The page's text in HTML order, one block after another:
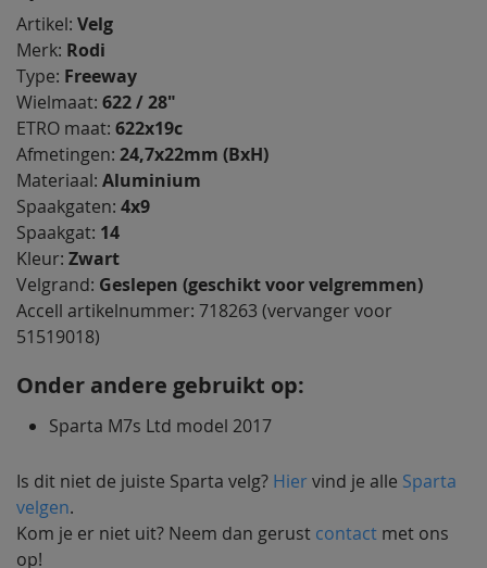
Artikel: Velg
Merk: Rodi
Type: Freeway
Wielmaat: 622 / 28"
ETRO maat: 622x19c
Afmetingen: 24,7x22mm (BxH)
Materiaal: Aluminium
Spaakgaten: 4x9
Spaakgat: 14
Kleur: Zwart
Velgrand: Geslepen (geschikt voor velgremmen)
Accell artikelnummer: 718263 (vervanger voor
51519018)
Onder andere gebruikt op:
Sparta M7s Ltd model 2017
Is dit niet de juiste Sparta velg? Hier vind je alle Sparta
velgen.
Kom je er niet uit? Neem dan gerust contact met ons
op!